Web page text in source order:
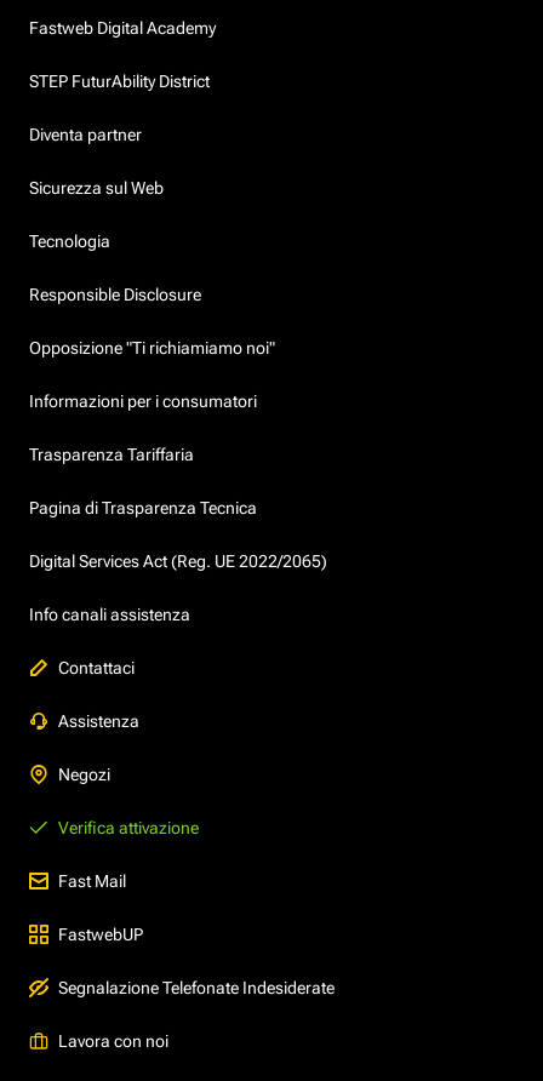
Fastweb Digital Academy
STEP FuturAbility District
Diventa partner
Sicurezza sul Web
Tecnologia
Responsible Disclosure
Opposizione "Ti richiamiamo noi"
Informazioni per i consumatori
Trasparenza Tariffaria
Pagina di Trasparenza Tecnica
Digital Services Act (Reg. UE 2022/2065)
Info canali assistenza
Contattaci
Assistenza
Negozi
Verifica attivazione
Fast Mail
FastwebUP
Segnalazione Telefonate Indesiderate
Lavora con noi